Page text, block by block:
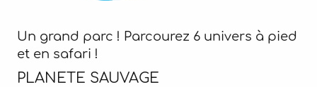
Un grand parc ! Parcourez 6 univers à pied
et en safari !
PLANETE SAUVAGE